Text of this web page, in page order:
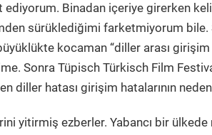
Binadan içeriye girerken
sürüklediğimi farketmiyorum bile.
kocaman “diller arası girişim
Sonra Tüpisch Türkisch Film
diller hatası girişim hatalarının
yitirmiş ezberler. Yabancı bir